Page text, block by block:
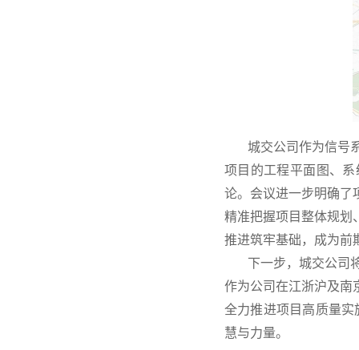
城交公司作为信号系
项目的工程平面图、
论。会议进一步明确了
精准把握项目整体规划
推进筑牢基础，成为前
下一步，城交公司将
作为公司在江浙沪及南
全力推进项目高质量实
慧与力量。​